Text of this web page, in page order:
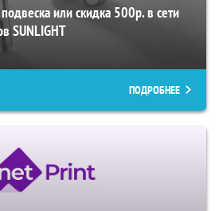
или скидка 500р. в сети
SUNLIGHT
ПОДРОБНЕЕ